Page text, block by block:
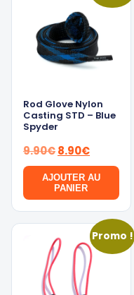
Rod Glove Nylon
Casting STD – Blue
Spyder
9.90€Le
prix
initial
était :
9.90€.
8.90€Le
prix
actuel
est :
8.90€.
AJOUTER AU
PANIER
Promo !